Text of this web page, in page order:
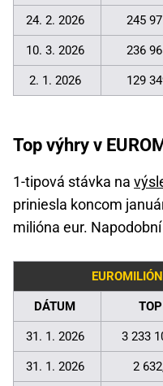
24. 2. 2026 245
10. 3. 2026 236
2. 1. 2026 129
Top výhry v
1-tipová stávka na
priniesla koncom
milióna eur.
DÁTUM
31. 1. 2026 3 233
31. 1. 2026 2